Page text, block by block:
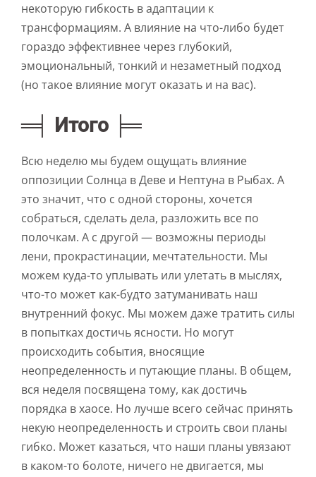
некоторую гибкость в адаптации к
трансформациям. А влияние на что-либо будет
гораздо эффективнее через глубокий,
эмоциональный, тонкий и незаметный подход
(но такое влияние могут оказать и на вас).
═╡ Итого ╞═
Всю неделю мы будем ощущать влияние
оппозиции Солнца в Деве и Нептуна в Рыбах. А
это значит, что с одной стороны, хочется
собраться, сделать дела, разложить все по
полочкам. А с другой — возможны периоды
лени, прокрастинации, мечтательности. Мы
можем куда-то уплывать или улетать в мыслях,
что-то может как-будто затуманивать наш
внутренний фокус. Мы можем даже тратить силы
в попытках достичь ясности. Но могут
происходить события, вносящие
неопределенность и путающие планы. В общем,
вся неделя посвящена тому, как достичь
порядка в хаосе. Но лучше всего сейчас принять
некую неопределенность и строить свои планы
гибко. Может казаться, что наши планы увязают
в каком-то болоте, ничего не двигается, мы